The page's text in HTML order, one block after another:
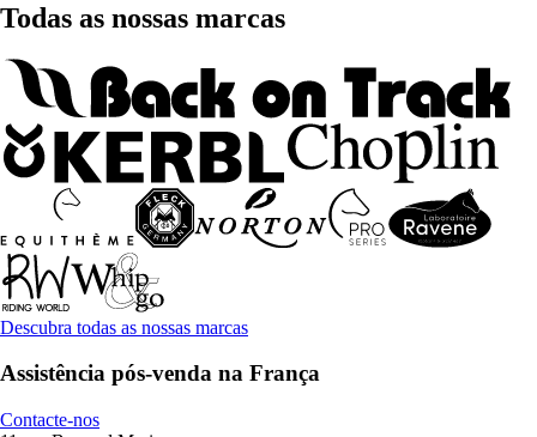
Todas as nossas marcas
Descubra todas as nossas marcas
Assistência pós-venda na França
Contacte-nos